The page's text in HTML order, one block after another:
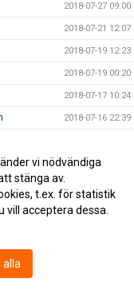
2018-07-27 09:00
2018-07-21 12:07
2018-07-19 12:23
2018-07-19 00:20
2018-07-17 10:24
2018-07-16 22:39
2018-07-13 08:00
2018-07-12 19:23
ligger" 2018-07-12 19:13
i
vi nödvändiga
stänga av.
t.ex. för statistik
vill acceptera dessa.
alla